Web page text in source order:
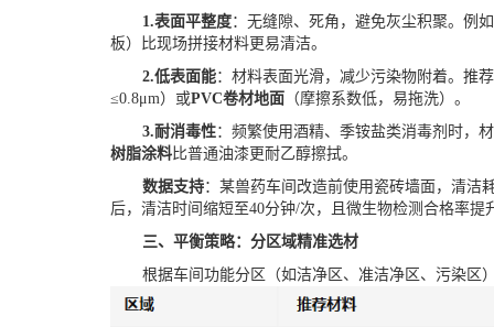
1.表面平整度：无缝隙、死角，避免灰尘积聚。例
板）比现场拼接材料更易清洁。
2.低表面能：材料表面光滑，减少污染物附着。推
≤0.8μm）或PVC卷材地面 （摩擦系数低，易拖洗）。
3.耐消毒性：频繁使用酒精、季铵盐类消毒剂时，
树脂涂料 比普通油漆更耐乙醇擦拭。
数据支持：某兽药车间改造前使用瓷砖墙面，清洁
后，清洁时间缩短至40分钟/次，且微生物检测合格率提
三、平衡策略：分区域精准选材
根据车间功能分区（如洁净区、准洁净区、污染区